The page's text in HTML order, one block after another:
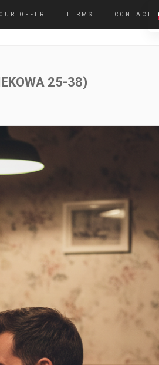
OUR OFFER TERMS CONTACT
25-38)